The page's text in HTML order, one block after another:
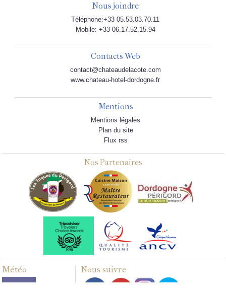
Nous joindre
Téléphone:+33 05.53.03.70.11
Mobile: +33 06.17.52.15.94
Contacts Web
contact@chateaudelacote.com
www.chateau-hotel-dordogne.fr
Mentions
Mentions légales
Plan du site
Flux rss
Nos Partenaires
Météo Nous suivre